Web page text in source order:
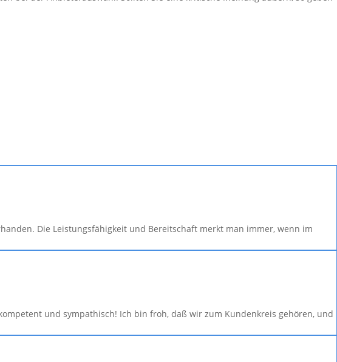
Die Leistungsfähigkeit und Bereitschaft merkt man immer, wenn im
und sympathisch! Ich bin froh, daß wir zum Kundenkreis gehören, und